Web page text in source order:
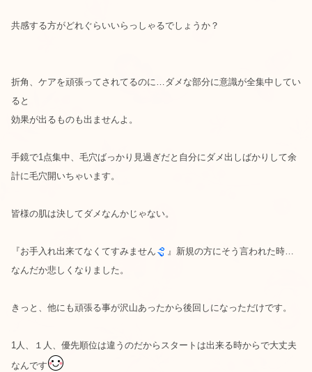
共感する方がどれぐらいいらっしゃるでしょうか？
折角、ケアを頑張ってされてるのに…ダメな部分に意識が全集中してい
ると
効果が出るものも出ませんよ。
手鏡で1点集中、毛穴ばっかり見過ぎだと自分にダメ出しばかりして余
計に毛穴開いちゃいます。
皆様の肌は決してダメなんかじゃない。
『お手入れ出来てなくてすみません
』新規の方にそう言われた時…
なんだか悲しくなりました。
きっと、他にも頑張る事が沢山あったから後回しになっただけです。
1人、１人、優先順位は違うのだからスタートは出来る時からで大丈夫
なんです